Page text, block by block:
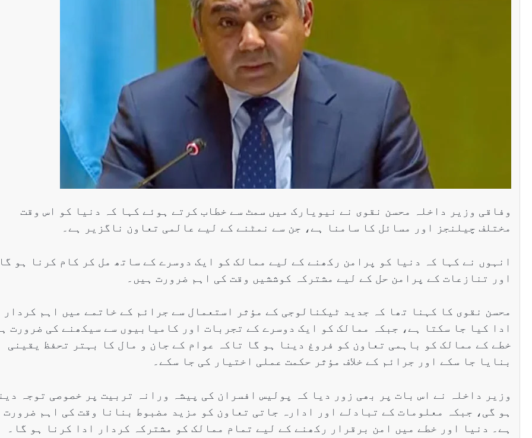
وفاقی وزیر داخلہ محسن نقوی نے نیویارک میں سمٹ سے خطاب کرتے ہوئے کہا کہ دنیا کو اس وقت
مختلف چیلنجز اور مسائل کا سامنا ہے، جن سے نمٹنے کے لیے عالمی تعاون ناگزیر ہے۔
انہوں نے کہا کہ دنیا کو پرامن رکھنے کے لیے ممالک کو ایک دوسرے کے ساتھ مل کر کام کرنا ہو گا
اور تنازعات کے پرامن حل کے لیے مشترکہ کوششیں وقت کی اہم ضرورت ہیں۔
محسن نقوی کا کہنا تھا کہ جدید ٹیکنالوجی کے مؤثر استعمال سے جرائم کے خاتمے میں اہم کردار
ادا کیا جا سکتا ہے، جبکہ ممالک کو ایک دوسرے کے تجربات اور کامیابیوں سے سیکھنے کی ضرورت
خطے کے ممالک کو باہمی تعاون کو فروغ دینا ہو گا تاکہ عوام کے جان و مال کا بہتر تحفظ یقینی
بنایا جا سکے اور جرائم کے خلاف مؤثر حکمت عملی اختیار کی جا سکے۔
وزیر داخلہ نے اس بات پر بھی زور دیا کہ پولیس افسران کی پیشہ ورانہ تربیت پر خصوصی توجہ
ہو گی، جبکہ معلومات کے تبادلے اور ادارہ جاتی تعاون کو مزید مضبوط بنانا وقت کی اہم ضرورت
ہے۔ دنیا اور خطے میں امن برقرار رکھنے کے لیے تمام ممالک کو مشترکہ کردار ادا کرنا ہو گا۔
پاکستان تاجکستان
ٹرانزٹ اور علاقائی روابط
بڑھانے پر اتفاق
Editor
اورتاجکستان کے درمیان
تجارت،سرمایہ کاری
اورعلاقائی روابط بڑھانے
اتفاق